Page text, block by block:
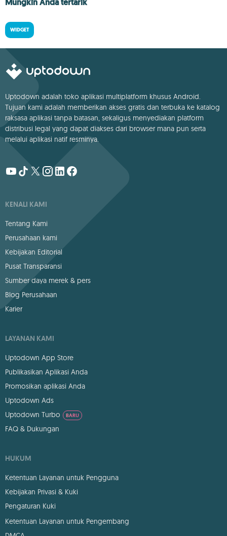
Mungkin Anda tertarik
WIDGET
Uptodown adalah toko aplikasi multiplatform khusus Android.
Tujuan kami adalah memberikan akses gratis dan terbuka ke katalog
raksasa aplikasi tanpa batasan, sekaligus menyediakan platform
distribusi legal yang dapat diakses dari browser mana pun serta
melalui aplikasi natif resminya.
KENALI KAMI
Tentang Kami
Perusahaan kami
Kebijakan Editorial
Pusat Transparansi
Sumber daya merek & pers
Blog Perusahaan
Karier
LAYANAN KAMI
Uptodown App Store
Publikasikan Aplikasi Anda
Promosikan aplikasi Anda
Uptodown Ads
Uptodown Turbo
BARU
FAQ & Dukungan
HUKUM
Ketentuan Layanan untuk Pengguna
Kebijakan Privasi & Kuki
Pengaturan Kuki
Ketentuan Layanan untuk Pengembang